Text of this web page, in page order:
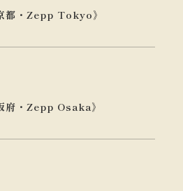
・Zepp Tokyo》
・Zepp Osaka》